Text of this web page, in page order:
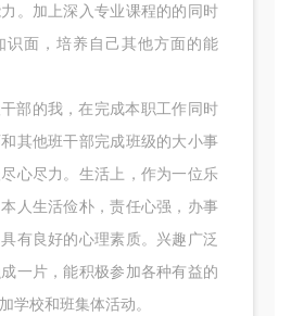
。加上深入专业课程的的同时
识面，培养自己其他方面的能
的我，在完成本职工作同时
其他班干部完成班级的大小事
心尽力。生活上，作为一位乐
人生活俭朴，责任心强，办事
有良好的心理素质。兴趣广泛
一片，能积极参加各种有益的
学校和班集体活动。